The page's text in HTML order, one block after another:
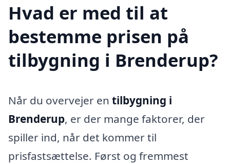
Hvad er med til at
bestemme prisen på
tilbygning i Brenderup?
Når du overvejer en tilbygning i
Brenderup, er der mange faktorer, der
spiller ind, når det kommer til
prisfastsættelse. Først og fremmest